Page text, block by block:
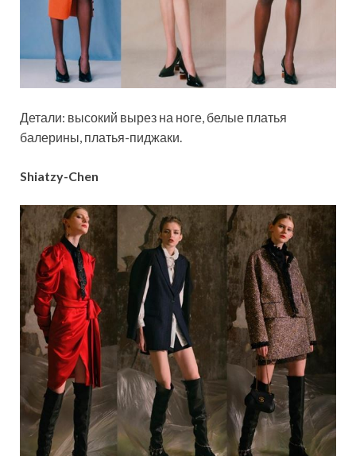
Детали: высокий вырез на ноге, белые платья
балерины, платья-пиджаки.
Shiatzy-Chen